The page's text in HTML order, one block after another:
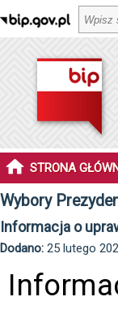
STRONA
Wybory
Informacja o
Dodano: 25 lutego